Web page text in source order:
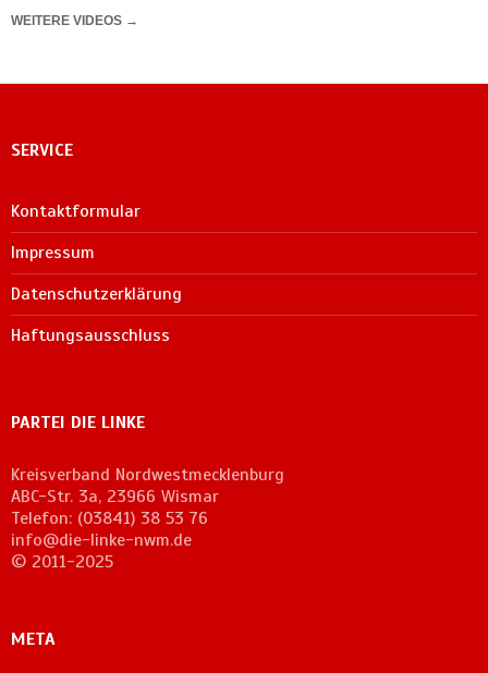
WEITERE VIDEOS →
SERVICE
Kontaktformular
Impressum
Datenschutzerklärung
Haftungsausschluss
PARTEI DIE LINKE
Kreisverband Nordwestmecklenburg
ABC-Str. 3a, 23966 Wismar
Telefon: (03841) 38 53 76
info@die-linke-nwm.de
© 2011-2025
META